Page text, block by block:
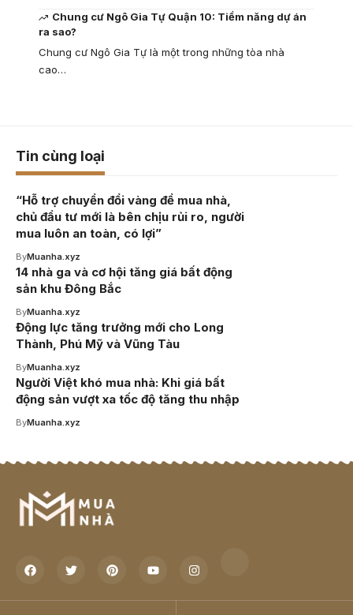
Chung cư Ngô Gia Tự Quận 10: Tiềm năng dự án
ra sao?
Chung cư Ngô Gia Tự là một trong những tòa nhà
cao…
Tin cùng loại
“Hỗ trợ chuyển đổi vàng để mua nhà,
chủ đầu tư mới là bên chịu rủi ro, người
mua luôn an toàn, có lợi”
ByMuanha.xyz
14 nhà ga và cơ hội tăng giá bất động
sản khu Đông Bắc
ByMuanha.xyz
Động lực tăng trưởng mới cho Long
Thành, Phú Mỹ và Vũng Tàu
ByMuanha.xyz
Người Việt khó mua nhà: Khi giá bất
động sản vượt xa tốc độ tăng thu nhập
ByMuanha.xyz